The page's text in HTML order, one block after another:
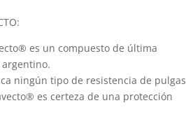
es un compuesto de última
ningún tipo de resistencia de pulgas
es certeza de una protección